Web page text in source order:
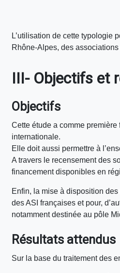
L’utilisation de cette typologie
Rhône-Alpes, des
III- Objectifs et
Objectifs
Cette étude a comme
internationale.
Elle doit aussi permettre à
A travers le recensement des
financement disponibles en
Enfin, la mise à disposition
des ASI françaises et pour,
notamment destinée au pôle
Résultats attendus
Sur la base du traitement des